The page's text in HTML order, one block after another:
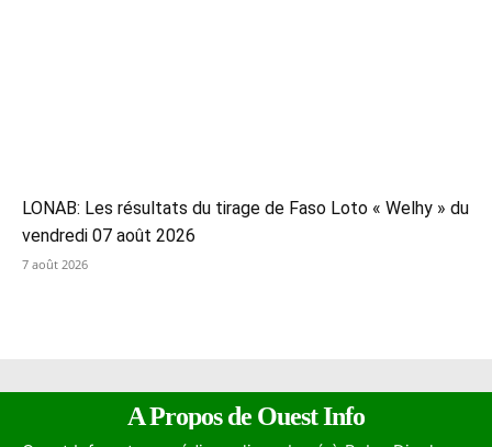
LONAB: Les résultats du tirage de Faso Loto « Welhy » du
vendredi 07 août 2026
7 août 2026
A Propos de Ouest Info